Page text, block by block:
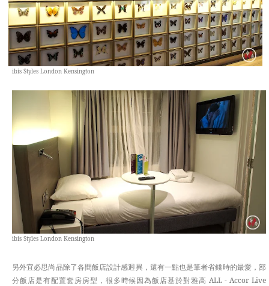
ibis Styles London Kensington
ibis Styles London Kensington
另外宜必思尚品除了各間飯店設計感迥異，還有一點也是筆者省錢時的最愛，部
分飯店是有配置套房房型，很多時候因為飯店基於對雅高 ALL - Accor Live